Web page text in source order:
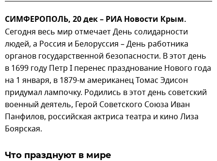
СИМФЕРОПОЛЬ, 20 дек – РИА Новости Крым.
Сегодня весь мир отмечает День солидарности
людей, а Россия и Белоруссия – День работника
органов государственной безопасности. В этот день
в 1699 году Петр I перенес празднование Нового года
на 1 января, в 1879-м американец Томас Эдисон
придумал лампочку. Родились в этот день советский
военный деятель, Герой Советского Союза Иван
Панфилов, российская актриса театра и кино Лиза
Боярская.
Что празднуют в мире